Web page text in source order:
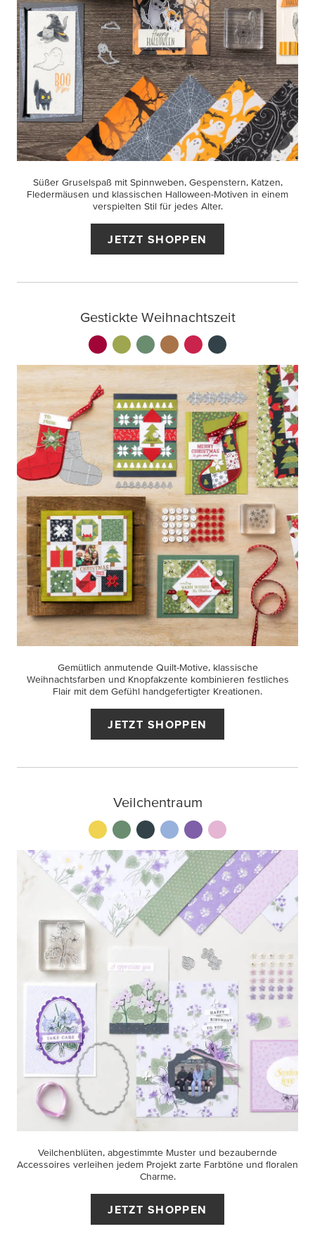
Süßer Gruselspaß mit Spinnweben, Gespenstern, Katzen,
Fledermäusen und klassischen Halloween-Motiven in einem
verspielten Stil für jedes Alter.
JETZT SHOPPEN
Gestickte Weihnachtszeit
Gemütlich anmutende Quilt-Motive, klassische
Weihnachtsfarben und Knopfakzente kombinieren festliches
Flair mit dem Gefühl handgefertigter Kreationen.
JETZT SHOPPEN
Veilchentraum
Veilchenblüten, abgestimmte Muster und bezaubernde
Accessoires verleihen jedem Projekt zarte Farbtöne und floralen
Charme.
JETZT SHOPPEN